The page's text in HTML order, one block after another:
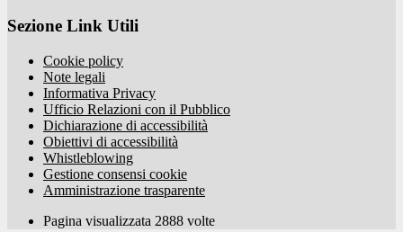
Sezione Link Utili
Cookie policy
Note legali
Informativa Privacy
Ufficio Relazioni con il Pubblico
Dichiarazione di accessibilità
Obiettivi di accessibilità
Whistleblowing
Gestione consensi cookie
Amministrazione trasparente
Pagina visualizzata 2888 volte